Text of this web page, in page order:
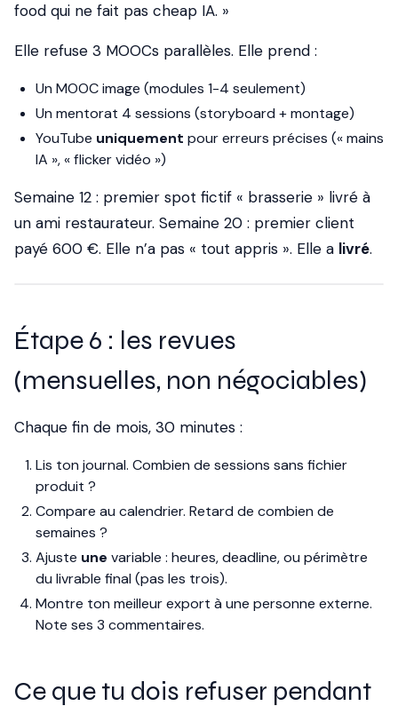
food qui ne fait pas cheap IA. »
Elle refuse 3 MOOCs parallèles. Elle prend :
Un MOOC image (modules 1-4 seulement)
Un mentorat 4 sessions (storyboard + montage)
YouTube uniquement pour erreurs précises (« mains
IA », « flicker vidéo »)
Semaine 12 : premier spot fictif « brasserie » livré à
un ami restaurateur. Semaine 20 : premier client
payé 600 €. Elle n’a pas « tout appris ». Elle a livré.
Étape 6 : les revues
(mensuelles, non négociables)
Chaque fin de mois, 30 minutes :
Lis ton journal. Combien de sessions sans fichier
produit ?
Compare au calendrier. Retard de combien de
semaines ?
Ajuste une variable : heures, deadline, ou périmètre
du livrable final (pas les trois).
Montre ton meilleur export à une personne externe.
Note ses 3 commentaires.
Ce que tu dois refuser pendant